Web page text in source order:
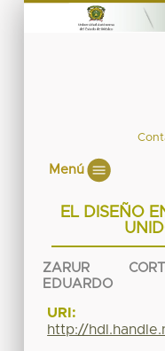
Menú
EL DISEÑO
ZARUR
EDUARDO
URI:
http://